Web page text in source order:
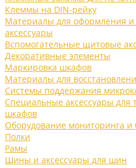
Клеммы на DIN-рейку
Материалы для оформления
аксессуары
Вспомогательные щитовые
Декоративные элементы
Маркировка шкафов
Материалы для
Системы поддержания
Специальные аксессуары для
шкафов
Оборудование мониторинга и
Полки
Рамы
Шины и аксессуары для шин